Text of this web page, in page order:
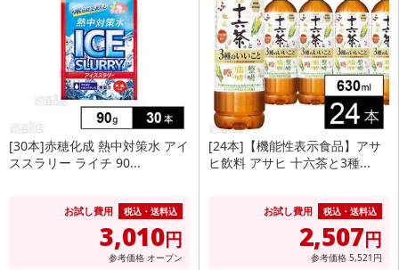
[30本]赤穂化成 熱中対策水 アイ
ススラリー ライチ 90...
お試し費用 税込・送料込
3,010円
参考価格 オープン
[24本]【機能性表示食品】アサ
ヒ飲料 アサヒ 十六茶と3種...
お試し費用 税込・送料込
2,507円
参考価格 5,521 円